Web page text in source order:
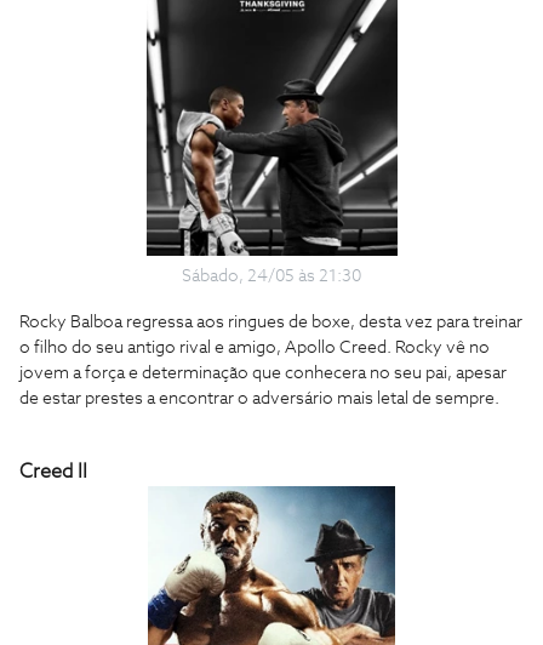
Sábado, 24/05 às 21:30
Rocky Balboa regressa aos ringues de boxe, desta vez para treinar
o filho do seu antigo rival e amigo, Apollo Creed. Rocky vê no
jovem a força e determinação que conhecera no seu pai, apesar
de estar prestes a encontrar o adversário mais letal de sempre.
Creed II